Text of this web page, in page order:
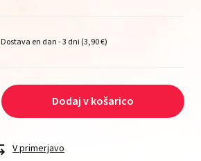
Dostava en dan - 3 dni (3,90 €)
Dodaj v košarico
V primerjavo